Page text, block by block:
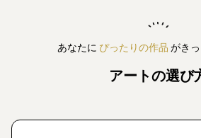
あなたに ぴったりの作品 がき
アートの選び